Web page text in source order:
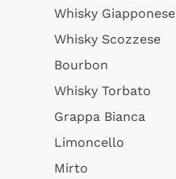
Whisky Giapponese
Whisky Scozzese
Bourbon
Whisky Torbato
Grappa Bianca
Limoncello
Mirto